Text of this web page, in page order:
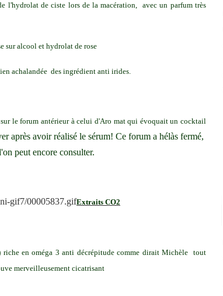
l'hydrolat de ciste lors de la macération, avec un parfum très
sur alcool et hydrolat de rose
achalandée des ingrédient anti irides.
le forum antérieur à celui d'Aro mat qui évoquait un cocktail
après avoir réalisé le sérum! Ce forum a hélàs fermé,
peut encore consulter.
Extraits CO2
riche en oméga 3 anti décrépitude comme dirait Michèle tout
merveilleusement cicatrisant